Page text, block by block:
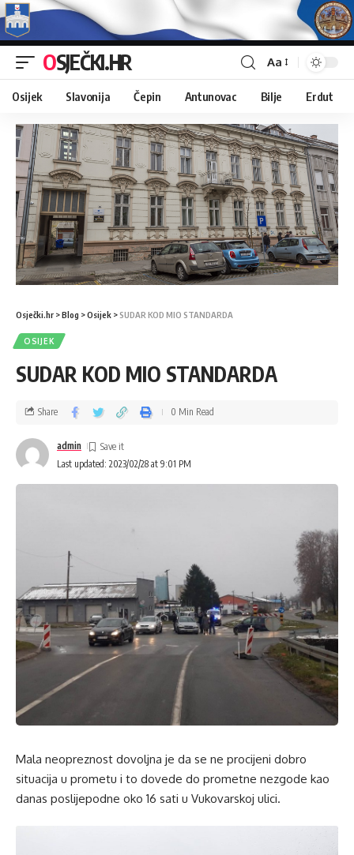
OSJEČKI.HR Aa
Osijek Slavonija Čepin Antunovac Bilje Erdut
Osječki.hr >Blog >Osijek >SUDAR KOD MIO STANDARDA
OSIJEK
SUDAR KOD MIO STANDARDA
Last updated: 2023/02/28 at 9:01 PM
admin
Share 0 Min Read
Mala neopreznost dovoljna je da se ne procijeni dobro
situacija u prometu i to dovede do prometne nezgode kao
danas poslijepodne oko 16 sati u Vukovarskoj ulici.